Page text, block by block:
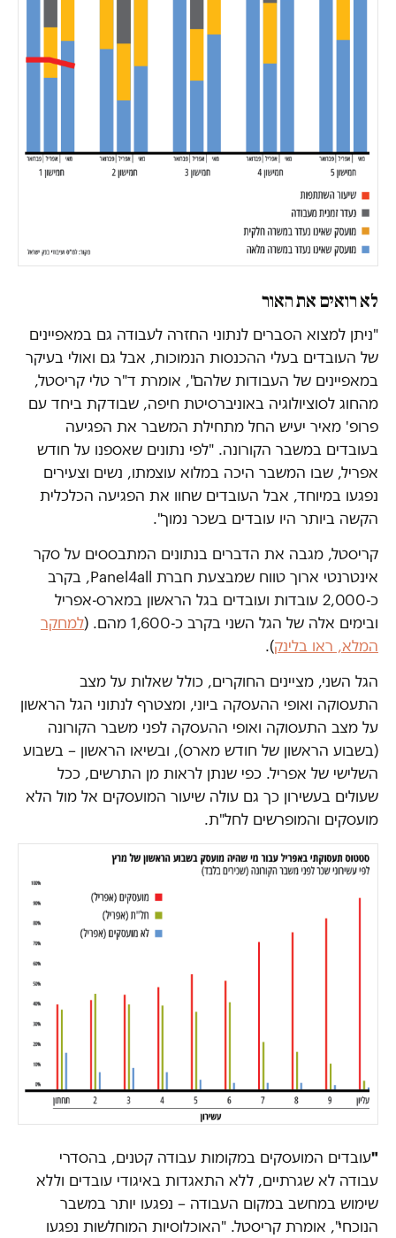
לא רואים את האור
"ניתן למצוא הסברים לנתוני החזרה לעבודה גם במאפיינים
של העובדים בעלי ההכנסות הנמוכות, אבל גם ואולי בעיקר
במאפיינים של העבודות שלהם", אומרת ד"ר טלי קריסטל,
מהחוג לסוציולוגיה באוניברסיטת חיפה, שבודקת ביחד עם
פרופ' מאיר יעיש החל מתחילת המשבר את הפגיעה
בעובדים במשבר הקורונה. "לפי נתונים שאספנו על חודש
אפריל, שבו המשבר היכה במלוא עוצמתו, נשים וצעירים
נפגעו במיוחד, אבל העובדים שחוו את הפגיעה הכלכלית
הקשה ביותר היו עובדים בשכר נמוך".
קריסטל, מגבה את הדברים בנתונים המתבססים על סקר
אינטרנטי ארוך טווח שמבצעת חברת Panel4all, בקרב
כ-2,000 עובדות ועובדים בגל הראשון במארס-אפריל
ובימים אלה של הגל השני בקרב כ-1,600 מהם. (
למחקר
המלא, ראו בלינק).
הגל השני, מציינים החוקרים, כולל שאלות על מצב
התעסוקה ואופי ההעסקה ביוני, ומצטרף לנתוני הגל הראשון
על מצב התעסוקה ואופי ההעסקה לפני משבר הקורונה
(בשבוע הראשון של חודש מארס), ובשיאו הראשון – בשבוע
השלישי של אפריל. כפי שנתן לראות מן התרשים, ככל
שעולים בעשירון כך גם עולה שיעור המועסקים אל מול הלא
מועסקים והמופרשים לחל"ת.
"עובדים המועסקים במקומות עבודה קטנים, בהסדרי
עבודה לא שגרתיים, ללא התאגדות באיגודי עובדים וללא
שימוש במחשב במקום העבודה – נפגעו יותר במשבר
הנוכחי", אומרת קריסטל. "האוכלוסיות המוחלשות נפגעו